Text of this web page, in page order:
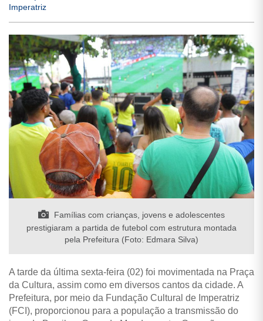
Imperatriz
Famílias com crianças, jovens e adolescentes
prestigiaram a partida de futebol com estrutura montada
pela Prefeitura (Foto: Edmara Silva)
A tarde da última sexta-feira (02) foi movimentada na Praça
da Cultura, assim como em diversos cantos da cidade. A
Prefeitura, por meio da Fundação Cultural de Imperatriz
(FCI), proporcionou para a população a transmissão do